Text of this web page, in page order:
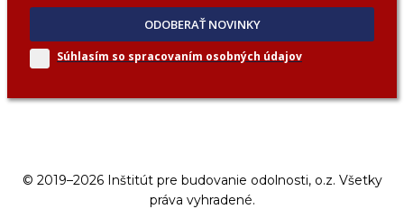
ODOBERAŤ NOVINKY
Súhlasím so spracovaním osobných údajov
© 2019–2026 Inštitút pre budovanie odolnosti, o.z. Všetky
práva vyhradené.